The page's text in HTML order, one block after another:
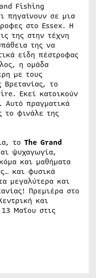
Fishing
πηγαίνουν σε μια
στο Essex. Η
της στην τέχνη
της να
είδη πέστροφας
η ομάδα
με τους
Βρετανίας, το
Εκεί κατοικούν
πραγματικά
το φινάλε της
το The Grand
ψυχαγωγία,
και μαθήματα
και φυσικά
μεγαλύτερα και
Πρεμιέρα στο
και
Μαΐου στις